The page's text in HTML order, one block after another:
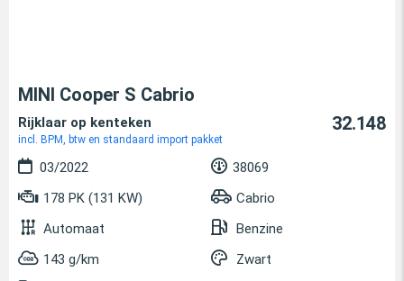
MINI Cooper S Cabrio
Rijklaar op kenteken
incl. BPM, btw en standaard import pakket
32.148
03/2022
38069
178 PK (131 KW)
Cabrio
Automaat
Benzine
143 g/km
Zwart